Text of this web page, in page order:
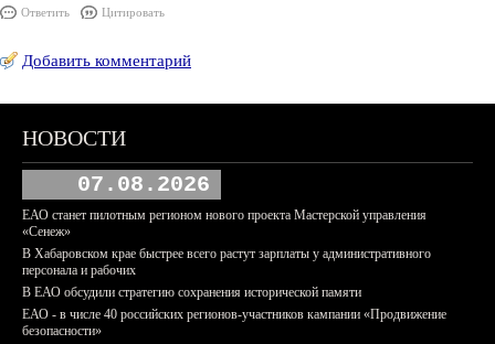
Ответить Цитировать
Добавить комментарий
НОВОСТИ
07.08.2026
ЕАО станет пилотным регионом нового проекта Мастерской управления
«Сенеж»
В Хабаровском крае быстрее всего растут зарплаты у административного
персонала и рабочих
В ЕАО обсудили стратегию сохранения исторической памяти
ЕАО - в числе 40 российских регионов-участников кампании «Продвижение
безопасности»